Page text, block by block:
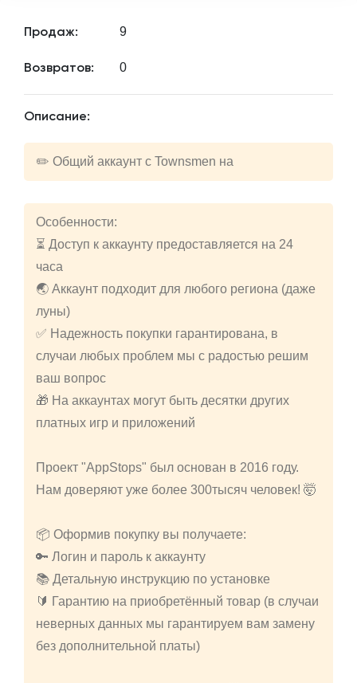
Продаж: 9
Возвратов: 0
Описание:
✏️ Общий аккаунт с Townsmen на
Особенности:
⏳ Доступ к аккаунту предоставляется на 24
часа
🌏 Аккаунт подходит для любого региона (даже
луны)
✅ Надежность покупки гарантирована, в
случаи любых проблем мы с радостью решим
ваш вопрос
🎁 На аккаунтах могут быть десятки других
платных игр и приложений
Проект "AppStops" был основан в 2016 году.
Нам доверяют уже более 300тысяч человек! 🤯
📦 Оформив покупку вы получаете:
🔑 Логин и пароль к аккаунту
📚 Детальную инструкцию по установке
🔰 Гарантию на приобретённый товар (в случаи
неверных данных мы гарантируем вам замену
без дополнительной платы)